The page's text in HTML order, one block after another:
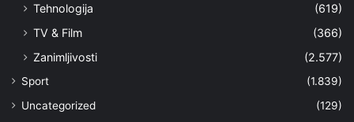
Tehnologija
(619)
TV & Film
(366)
Zanimljivosti
(2.577)
Sport
(1.839)
Uncategorized
(129)